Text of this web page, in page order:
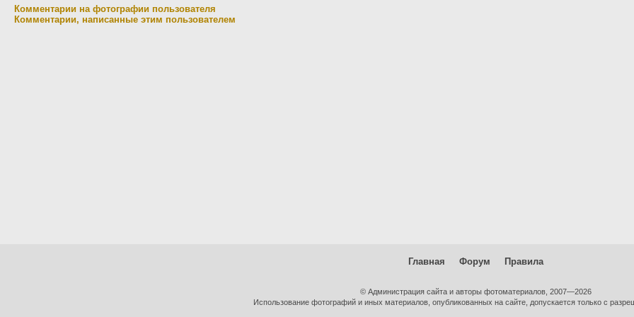
Комментарии на фотографии пользователя
Комментарии, написанные этим пользователем
Главная Форум Правила
© Администрация сайта и авторы фотоматериалов, 2007—2026
Использование фотографий и иных материалов, опубликованных на сайте, допускается только с